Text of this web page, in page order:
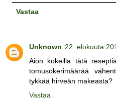
Vastaa
Unknown 22. elokuuta
Aion kokeilla tätä
tomusokerimäärää
tykkää hirveän makeasta?
Vastaa